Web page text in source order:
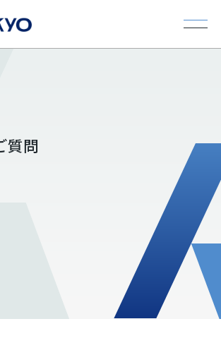
質問